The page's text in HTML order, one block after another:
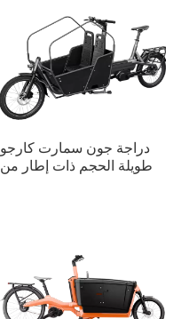
دراجة جون سمارت كارجو
طويلة الحجم ذات إطار من